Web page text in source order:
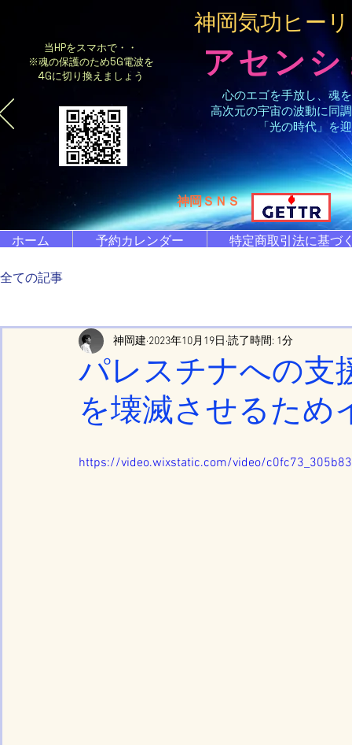
当HPをスマホで・・
※魂の保護のため5G電波を
4Gに切り換えましょう
アセン
神岡気功ヒー
心のエゴを手放し、魂
高次元の宇宙の波動に同
「光の時代」を
​神岡ＳＮＳ
ホーム 予約カレンダー 特定商取引法に基づ
全ての記事
パレスチナへの支
を壊滅させるため
神岡建 2023年10月19日 読了時間: 1分
https://video.wixstatic.com/video/